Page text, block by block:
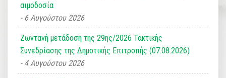
αιμοδοσία
6 Αυγούστου 2026
Ζωντανή μετάδοση της 29ης/2026 Τακτικής
Συνεδρίασης της Δημοτικής Επιτροπής (07.08.2026)
4 Αυγούστου 2026